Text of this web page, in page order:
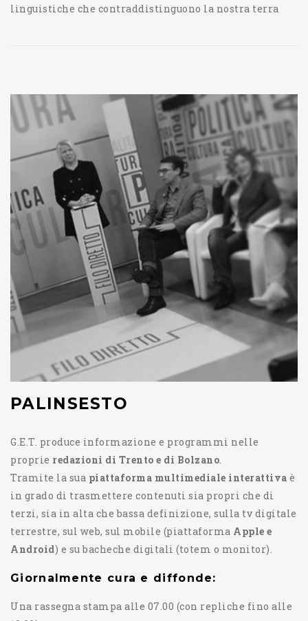
linguistiche che contraddistinguono la nostra terra
PALINSESTO
G.E.T. produce informazione e programmi nelle
proprie redazioni di Trento e di Bolzano.
Tramite la sua piattaforma multimediale interattiva è
in grado di trasmettere contenuti sia propri che di
terzi, sia in alta che bassa definizione, sulla tv digitale
terrestre, sul web, sul mobile (piattaforma Apple e
Android) e su bacheche digitali (totem o monitor).
Giornalmente cura e diffonde:
Una rassegna stampa alle 07.00 (con repliche fino alle